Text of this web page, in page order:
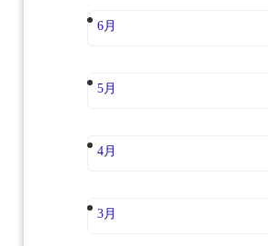
6月
5月
4月
3月